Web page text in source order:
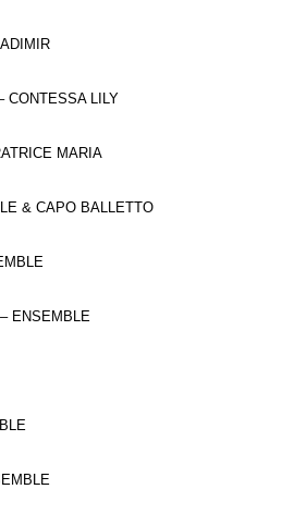
CONTESSA LILY
MARIA
& CAPO BALLETTO
ENSEMBLE